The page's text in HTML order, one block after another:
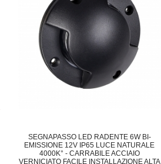
SEGNAPASSO LED RADENTE 6W BI-
EMISSIONE 12V IP65 LUCE NATURALE
4000K° - CARRABILE ACCIAIO
VERNICIATO FACILE INSTALLAZIONE ALTA